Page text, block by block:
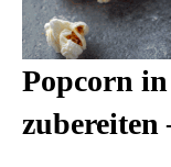
Popcorn